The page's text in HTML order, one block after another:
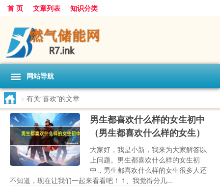
首 页 文章列表 知识分类
网站导航
> 有关“喜欢”的文章
男生都喜欢什么样的女生初中
（男生都喜欢什么样的女生）
大家好，我是小新，我来为大家解答以
上问题。男生都喜欢什么样的女生初
中，男生都喜欢什么样的女生很多人还
不知道，现在让我们一起来看看吧！ 1、我觉得分几...